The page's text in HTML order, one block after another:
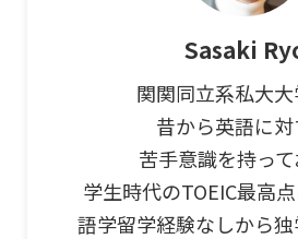
Sasaki
関関同立系私大
昔から英語に対
苦手意識を持って
学生時代のTOEIC最高点
語学留学経験なしから